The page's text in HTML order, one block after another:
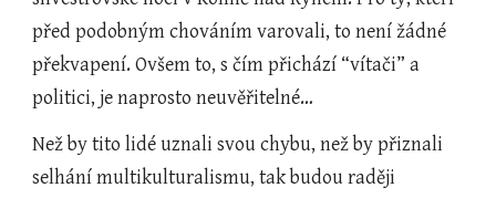
před podobným chováním varovali, to není žádné
překvapení. Ovšem to, s čím přichází “vítači” a
politici, je naprosto neuvěřitelné…
Než by tito lidé uznali svou chybu, než by přiznali
selhání multikulturalismu, tak budou raději